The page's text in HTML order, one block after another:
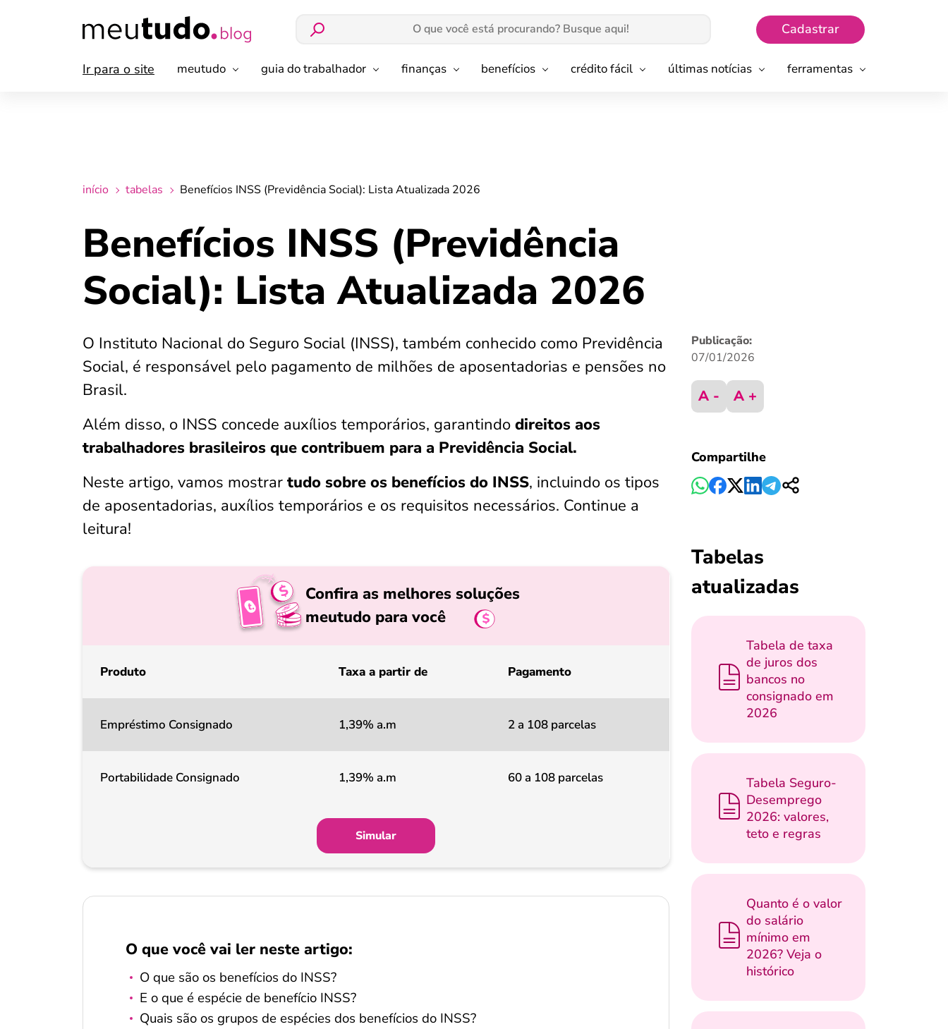
Cadastrar
Ir para o site meutudo guia do trabalhador finanças benefícios crédito fácil últimas notícias ferramentas
início tabelas Benefícios INSS (Previdência Social): Lista Atualizada 2026
Benefícios INSS (Previdência
Social): Lista Atualizada 2026
O Instituto Nacional do Seguro Social (INSS), também conhecido como Previdência
Social, é responsável pelo pagamento de milhões de aposentadorias e pensões no
Brasil.
Além disso, o INSS concede auxílios temporários, garantindo direitos aos
trabalhadores brasileiros que contribuem para a Previdência Social.
Neste artigo, vamos mostrar tudo sobre os benefícios do INSS, incluindo os tipos
de aposentadorias, auxílios temporários e os requisitos necessários. Continue a
leitura!
Confira as melhores soluções
meutudo para você
Produto Taxa a partir de Pagamento
Empréstimo Consignado 1,39% a.m 2 a 108 parcelas
Portabilidade Consignado 1,39% a.m 60 a 108 parcelas
Simular
O que você vai ler neste artigo:
O que são os benefícios do INSS?
E o que é espécie de benefício INSS?
Quais são os grupos de espécies dos benefícios do INSS?
Publicação:
07/01/2026
A - A +
Compartilhe
Tabelas
atualizadas
Tabela de taxa
de juros dos
bancos no
consignado em
2026
Tabela Seguro-
Desemprego
2026: valores,
teto e regras
Quanto é o valor
do salário
mínimo em
2026? Veja o
histórico